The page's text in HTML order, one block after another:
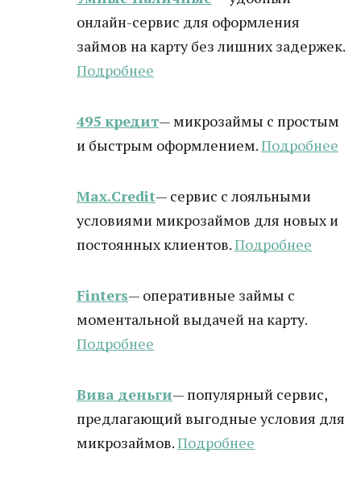
онлайн-сервис для оформления
займов на карту без лишних задержек.
Подробнее
495 кредит— микрозаймы с простым
и быстрым оформлением.Подробнее
Max.Credit— сервис с лояльными
условиями микрозаймов для новых и
постоянных клиентов.Подробнее
Finters— оперативные займы с
моментальной выдачей на карту.
Подробнее
Вива деньги— популярный сервис,
предлагающий выгодные условия для
микрозаймов.Подробнее